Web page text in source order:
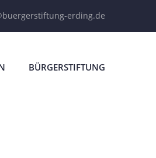
erding.de
BÜRGERSTIFTUNG